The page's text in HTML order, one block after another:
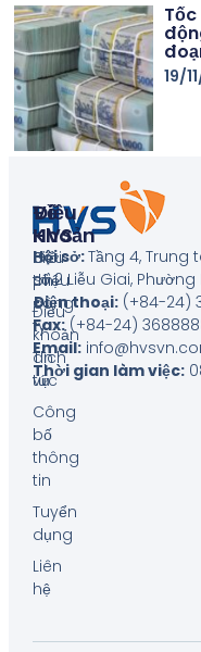
19/
Hội sở:Tầng 4, Trung
số 2 Liễu Giai, Phường
Điện thoại:(+84-24)
Fax:(+84-24)
Email:
Thời gian làm việc:
Về
HVS
Giới
thiệu
công
ty
Tin
tức
Công
bố
thông
tin
Tuyển
dụng
Liên
hệ
Điều
Khoản
Biểu
phí
Điều
khoản
dịch
vụ